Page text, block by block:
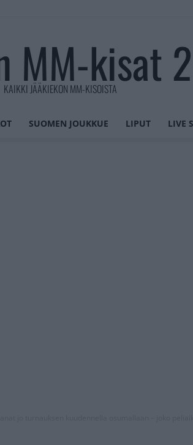
MM-kisat
KAIKKI JÄÄKIEKON MM-KISOISTA
SUOMEN JOUKKUE LIPUT LIVE